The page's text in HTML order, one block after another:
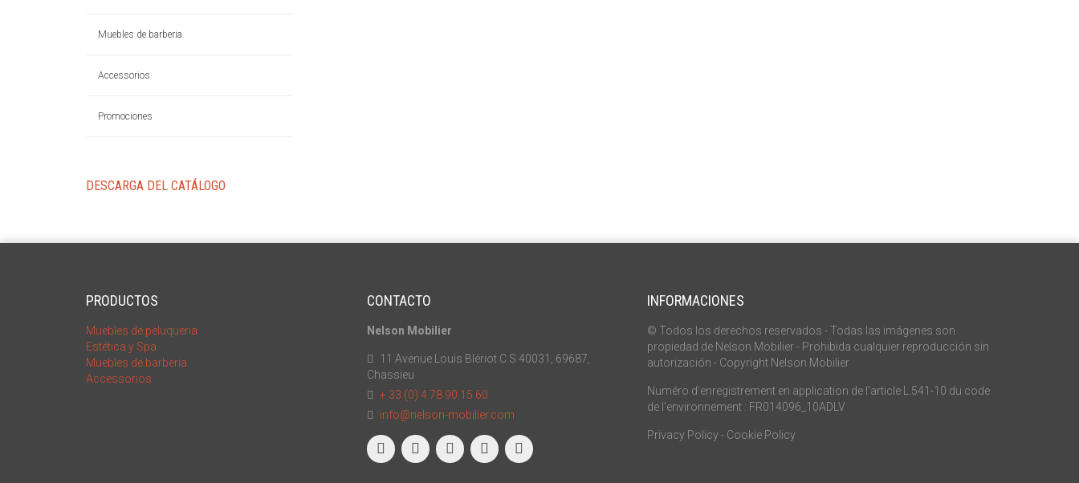
Muebles de barberia
Accessorios
Promociones
DESCARGA DEL CATÁLOGO
PRODUCTOS
Muebles de peluqueria
Estética y Spa
Muebles de barberia
Accessorios
CONTACTO
Nelson Mobilier
11 Avenue Louis Blériot C.S 40031, 69687,
Chassieu
+ 33 (0) 4 78 90 15 60
info@nelson-mobilier.com
INFORMACIONES
© Todos los derechos reservados - Todas las imágenes son
propiedad de Nelson Mobilier - Prohibida cualquier reproducción sin
autorización - Copyright Nelson Mobilier
Numéro d’enregistrement en application de l’article L.541-10 du code
de l’environnement : FR014096_10ADLV
Privacy Policy- Cookie Policy